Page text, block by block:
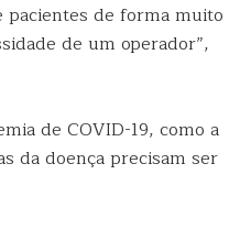
de forma muito
de um operador”,
de COVID-19, como a
da doença precisam ser